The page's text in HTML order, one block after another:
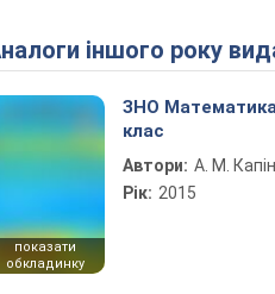
Аналоги іншого року
показати
обкладинку
ЗНО
клас
Автори: А. М.
Рік: 2015